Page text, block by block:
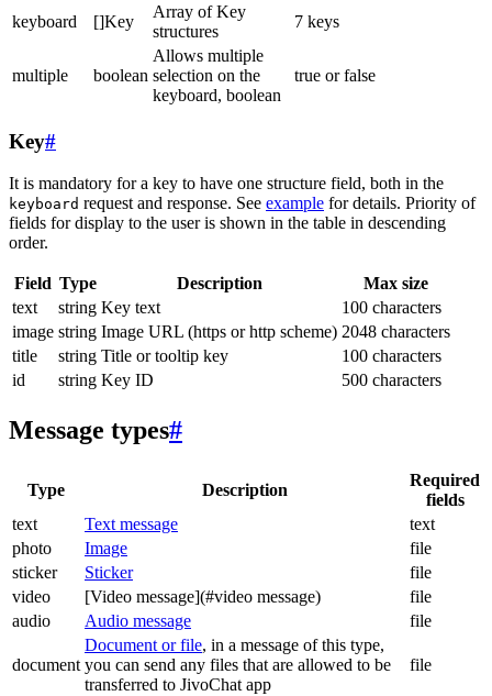
keyboard []Key
Array of Key
structures
7 keys
multiple boolean
Allows multiple
selection on the
keyboard, boolean
true or false
Key#
It is mandatory for a key to have one structure field, both in the
keyboard request and response. See example for details. Priority of
fields for display to the user is shown in the table in descending
order.
Field Type Description
Max size
text
string Key text
100 characters
image string Image URL (https or http scheme) 2048 characters
title
string Title or tooltip key
100 characters
id
string Key ID 500 characters
Message types#
Type Description
Required
fields
text
Text message
text
photo
Image
file
sticker
Sticker
file
video
[Video message](#video message)
file
audio
Audio message file
document
Document or file, in a message of this type,
you can send any files that are allowed to be
transferred to JivoChat app
file